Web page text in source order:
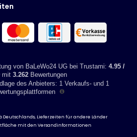
von BaLeWo24 UG bei Trustami: 4.95 /
mit 3.262 Bewertungen
des Anbieters: 1 Verkaufs- und 1
Lieferzeiten für andere Länder
mit denVersandinformationen